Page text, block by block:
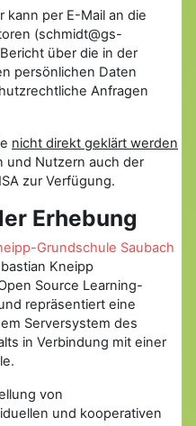
per E-Mail an die
(schmidt@gs-
über die in der
persönlichen Daten
Anfragen
nicht direkt geklärt werden
und Nutzern auch der
zur Verfügung.
Grundschule Saubach
Kneipp
Source Learning-
repräsentiert eine
Serversystem des
in Verbindung mit einer
von
und kooperativen